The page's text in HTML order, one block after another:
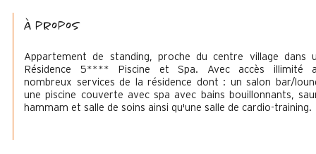
à propos
Appartement de standing, proche du centre village dans
Résidence 5**** Piscine et Spa. Avec accès illimité
nombreux services de la résidence dont : un salon bar/
une piscine couverte avec spa avec bains bouillonnants,
hammam et salle de soins ainsi qu'une salle de cardio-training.